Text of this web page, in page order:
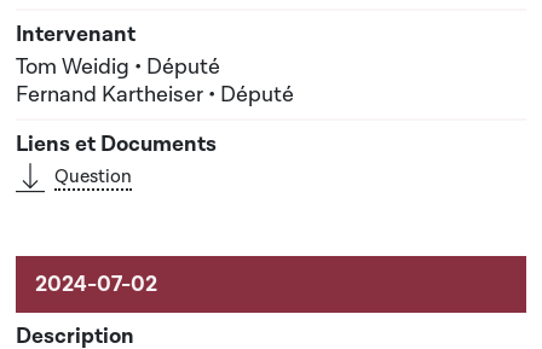
Tom Weidig • Député
Fernand Kartheiser • Député
Question